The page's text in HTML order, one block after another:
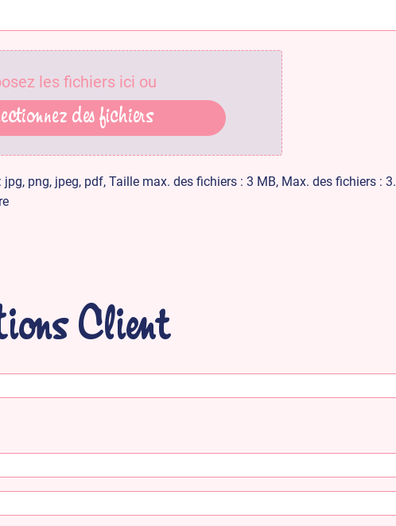
les fichiers ici ou
des fichiers
png, jpeg, pdf, Taille max. des fichiers : 3 MB, Max. des fichiers : 3.
Client